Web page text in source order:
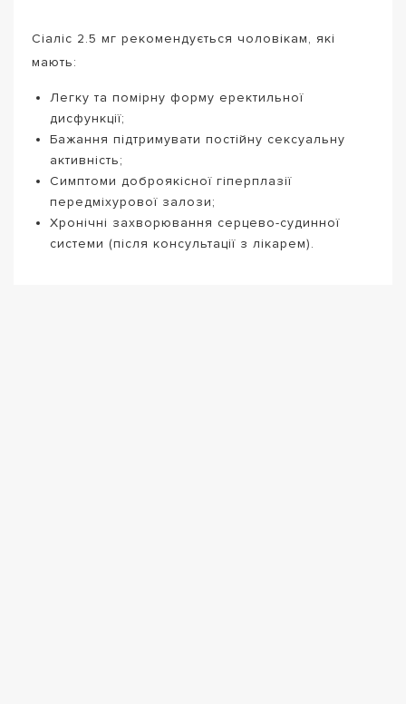
Сіаліс 2.5 мг рекомендується чоловікам, які
мають:
Легку та помірну форму еректильної
дисфункції;
Бажання підтримувати постійну сексуальну
активність;
Симптоми доброякісної гіперплазії
передміхурової залози;
Хронічні захворювання серцево-судинної
системи (після консультації з лікарем).